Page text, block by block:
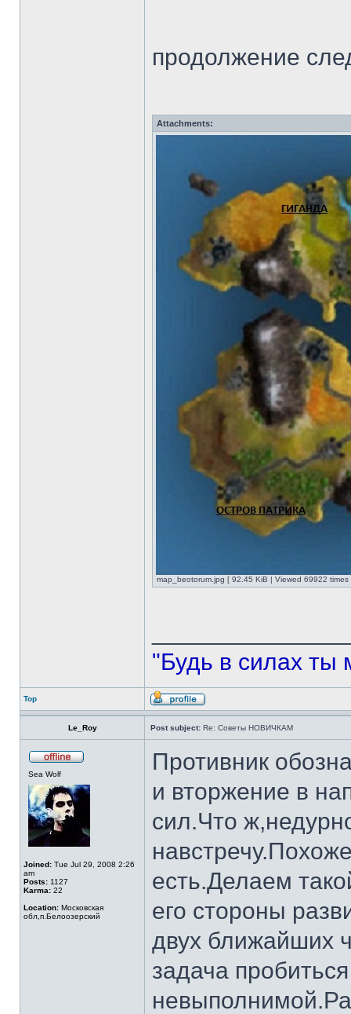
продолжение
Attachments:
map_beotorum.jpg [ 92.45 KiB | Viewed 69922 times
"Будь в силах ты
Top
Le_Roy Post subject: Re: Советы НОВИЧКАМ
Sea Wolf
Joined: Tue Jul 29, 2008 2:26
am
Posts: 1127
Karma: 22
Location: Московская
обл,п.Белоозерский
Противник
и вторжение в
сил.Что
есть.Делаем
его стороны
двух ближайших
задача